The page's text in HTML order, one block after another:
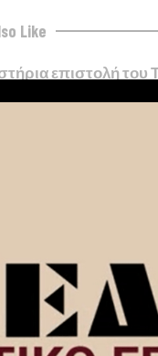
Like
επιστολή του
φωνές, μία
μοναδική μουσική
στον Κήπο της
στις 23 Αυγούστου
στο
Τριήμερος